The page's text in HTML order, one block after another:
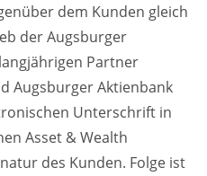
dem Kunden gleich
der Augsburger
Partner
Augsburger Aktienbank
Unterschrift in
Asset & Wealth
des Kunden. Folge ist